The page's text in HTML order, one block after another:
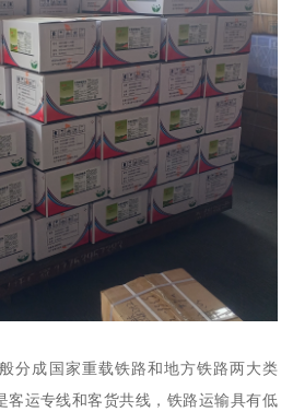
分成国家重载铁路和地方铁路两大类
客运专线和客货共线，铁路运输具有低